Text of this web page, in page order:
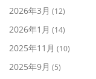
2026年3月 (12)
2026年1月 (14)
2025年11月 (10)
2025年9月 (5)